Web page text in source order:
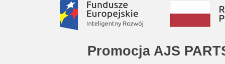
Promocja AJS